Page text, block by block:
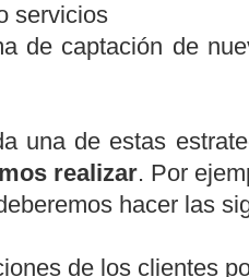
servicios
de captación de
una de estas
realizar. Por
hacer las
de los clientes